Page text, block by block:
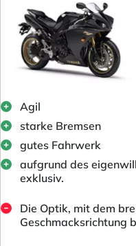
Agil
starke Bremsen
gutes Fahrwerk
aufgrund des
exklusiv.
Die Optik, mit dem
Geschmacksrichtung